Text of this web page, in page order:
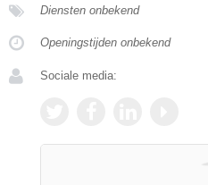
Diensten onbekend
Openingstijden onbekend
Sociale media: